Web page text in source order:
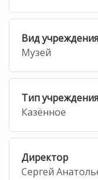
Вид учреждения
Музей
Тип учреждения
Казённое
Директор
Сергей